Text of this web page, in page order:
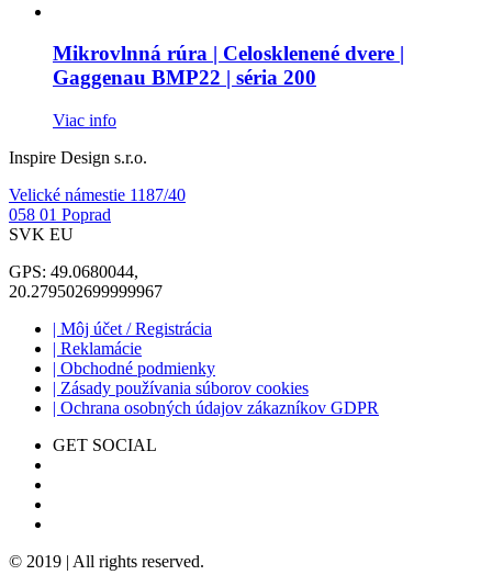
Mikrovlnná rúra | Celosklenené dvere |
Gaggenau BMP22 | séria 200
Viac info
Inspire Design s.r.o.
Velické námestie 1187/40
058 01 Poprad
SVK EU
GPS: 49.0680044,
20.279502699999967
| Môj účet / Registrácia
| Reklamácie
| Obchodné podmienky
| Zásady používania súborov cookies
| Ochrana osobných údajov zákazníkov GDPR
GET SOCIAL
© 2019 | All rights reserved.